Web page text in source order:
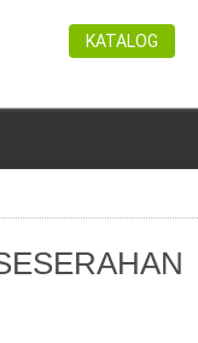
KATALOG